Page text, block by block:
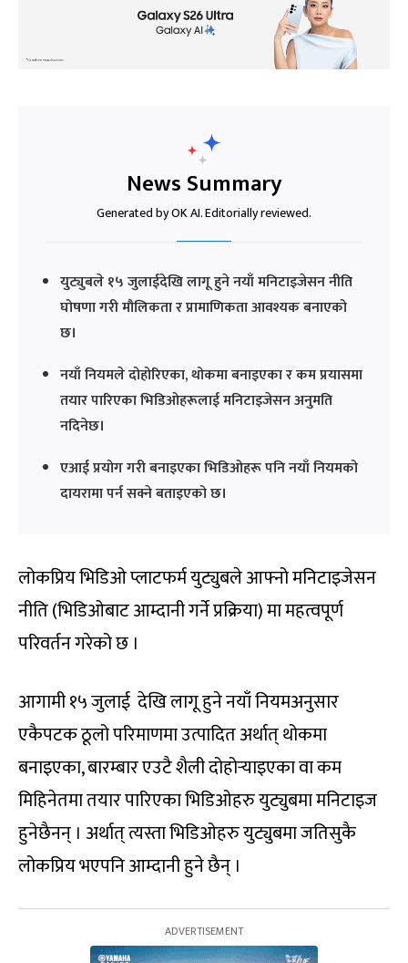
News Summary
Generated by OK AI. Editorially reviewed.
युट्युबले १५ जुलाईदेखि लागू हुने नयाँ मनिटाइजेसन नीति
घोषणा गरी मौलिकता र प्रामाणिकता आवश्यक बनाएको
छ।
नयाँ नियमले दोहोरिएका, थोकमा बनाइएका र कम प्रयासमा
तयार पारिएका भिडिओहरूलाई मनिटाइजेसन अनुमति
नदिनेछ।
एआई प्रयोग गरी बनाइएका भिडिओहरू पनि नयाँ नियमको
दायरामा पर्न सक्ने बताइएको छ।
लोकप्रिय भिडिओ प्लाटफर्म युट्युबले आफ्नो मनिटाइजेसन
नीति (भिडिओबाट आम्दानी गर्ने प्रक्रिया) मा महत्वपूर्ण
परिवर्तन गरेको छ ।
आगामी १५ जुलाई देखि लागू हुने नयाँ नियमअनुसार
एकैपटक ठूलो परिमाणमा उत्पादित अर्थात् थोकमा
बनाइएका, बारम्बार एउटै शैली दोहोर्‍याइएका वा कम
मिहिनेतमा तयार पारिएका भिडिओहरु युट्युबमा मनिटाइज
हुनेछैनन् । अर्थात् त्यस्ता भिडिओहरु युट्युबमा जतिसुकै
लोकप्रिय भएपनि आम्दानी हुने छैन् ।